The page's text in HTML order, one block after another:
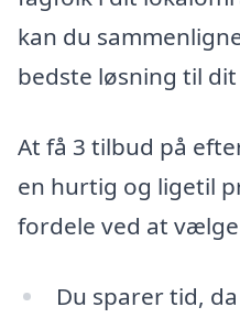
kan du
bedste løsning til
At få 3 tilbud på
en hurtig og ligetil
fordele ved at
Du sparer tid,